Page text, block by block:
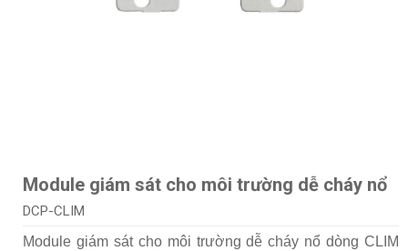
Module giám sát cho môi trường dễ cháy nổ
DCP-CLIM
Module giám sát cho môi trường dễ cháy nổ dòng CLIM